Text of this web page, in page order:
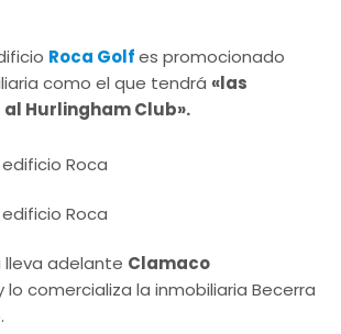
Roca Golfes promocionado
como el que tendrá «las
Hurlingham Club».
lleva adelante Clamaco
lo comercializa la inmobiliaria Becerra